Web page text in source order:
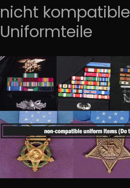
nicht kompatible
Uniformteile